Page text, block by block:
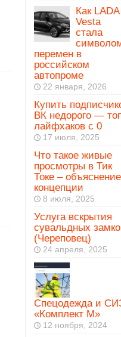
Как LADA
Vesta
стала
перемен в
российском
автопроме
22 января, 2026
Купить
ВК недорого —
лайфхаков с 0
17 июля, 2025
Что такое живые
просмотры в Тик
Токе – объяснение
концепции
8 июля, 2025
Услуга вскрытия
сувальдных
(Череповец)
24 апреля, 2025
Спецодежда и
«Комплект М»
12 ноября, 2024